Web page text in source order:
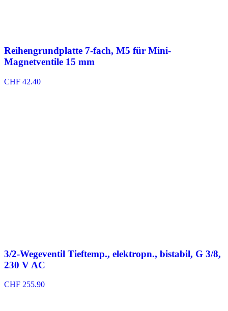
Reihengrundplatte 7-fach, M5 für Mini-
Magnetventile 15 mm
CHF 42.40
3/2-Wegeventil Tieftemp., elektropn., bistabil, G 3/8,
230 V AC
CHF 255.90